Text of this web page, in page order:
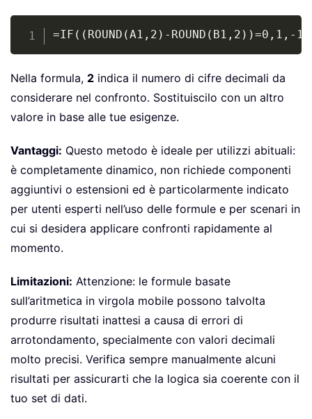
=IF((ROUND(A1,2)-ROUND(B1,2))=0,1,-1)
Copy
Nella formula, 2 indica il numero di cifre decimali da
considerare nel confronto. Sostituiscilo con un altro
valore in base alle tue esigenze.
Vantaggi: Questo metodo è ideale per utilizzi abituali:
è completamente dinamico, non richiede componenti
aggiuntivi o estensioni ed è particolarmente indicato
per utenti esperti nell’uso delle formule e per scenari in
cui si desidera applicare confronti rapidamente al
momento.
Limitazioni: Attenzione: le formule basate
sull’aritmetica in virgola mobile possono talvolta
produrre risultati inattesi a causa di errori di
arrotondamento, specialmente con valori decimali
molto precisi. Verifica sempre manualmente alcuni
risultati per assicurarti che la logica sia coerente con il
tuo set di dati.